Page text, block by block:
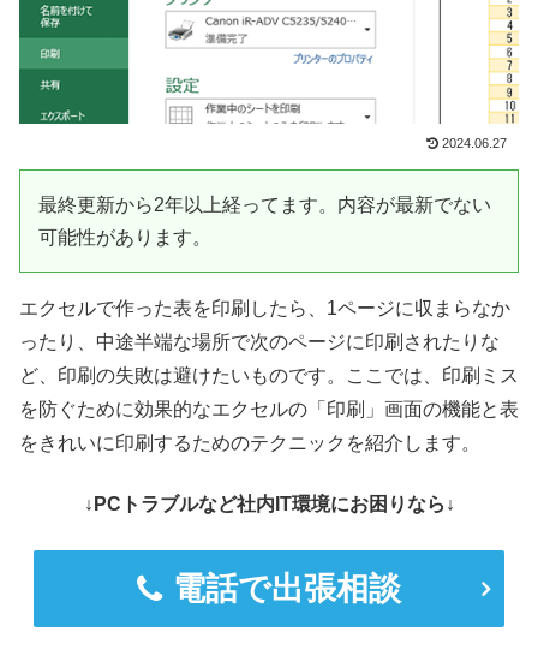
2024.06.27
最終更新から2年以上経ってます。内容が最新でない
可能性があります。
エクセルで作った表を印刷したら、1ページに収まらなか
ったり、中途半端な場所で次のページに印刷されたりな
ど、印刷の失敗は避けたいものです。ここでは、印刷ミス
を防ぐために効果的なエクセルの「印刷」画面の機能と表
をきれいに印刷するためのテクニックを紹介します。
↓PCトラブルなど社内IT環境にお困りなら↓
電話で出張相談